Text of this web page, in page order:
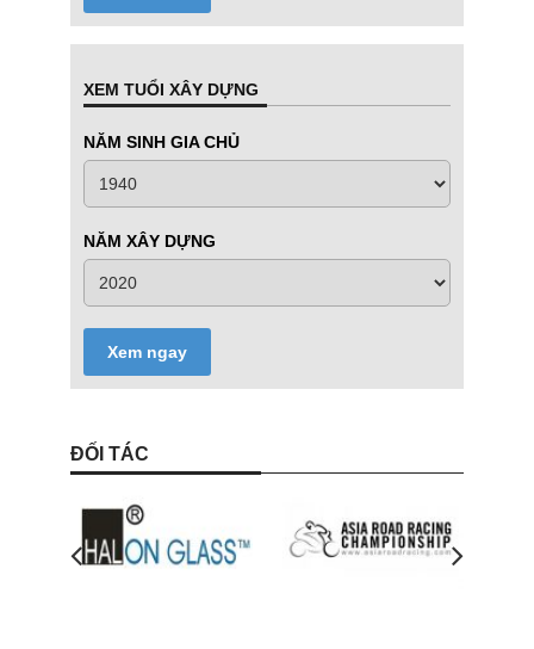
XEM TUỔI XÂY DỰNG
NĂM SINH GIA CHỦ
NĂM XÂY DỰNG
Xem ngay
ĐỐI TÁC